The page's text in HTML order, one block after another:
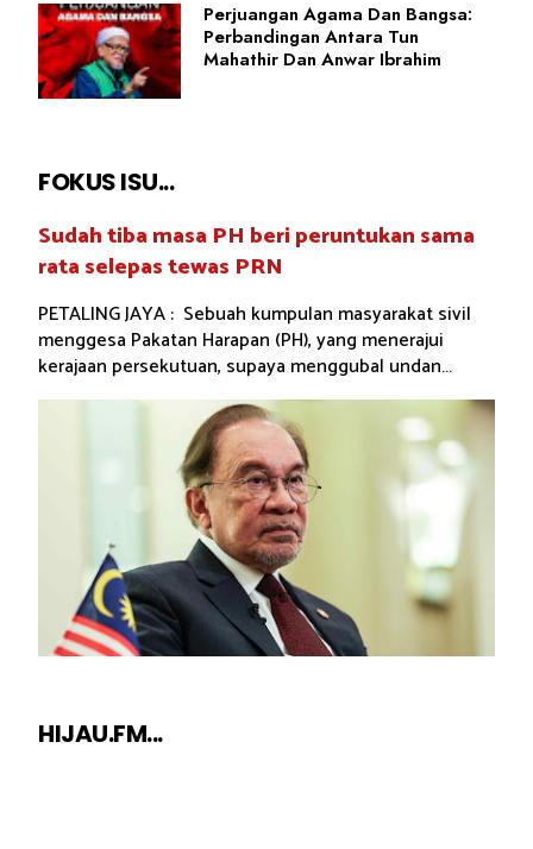
Perjuangan Agama Dan Bangsa:
Perbandingan Antara Tun
Mahathir Dan Anwar Ibrahim
FOKUS ISU...
Sudah tiba masa PH beri peruntukan sama
rata selepas tewas PRN
PETALING JAYA : Sebuah kumpulan masyarakat sivil
menggesa Pakatan Harapan (PH), yang menerajui
kerajaan persekutuan, supaya menggubal undan...
HIJAU.FM...